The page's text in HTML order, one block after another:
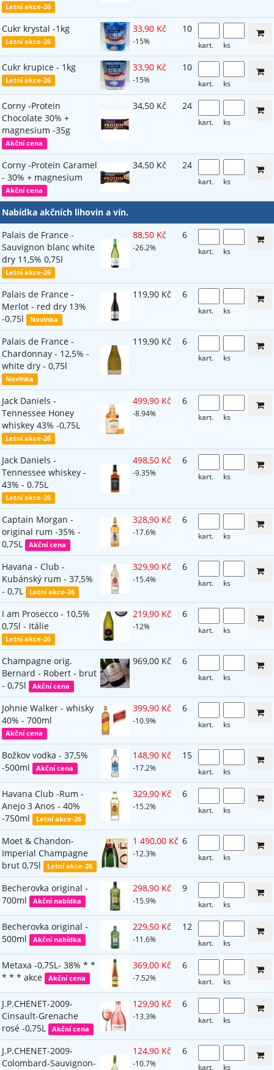
Letní akce-26
Cukr krystal -1kg
Letní akce-26
33,90 Kč
-15%
10
kart. ks
Cukr krupice - 1kg
Letní akce-26
33,90 Kč
-15%
10
kart. ks
Corny -Protein
Chocolate 30% +
magnesium -35g
Akční cena
34,50 Kč 24
kart. ks
Corny -Protein Caramel
- 30% + magnesium
Akční cena
34,50 Kč 24
kart. ks
Nabídka akčních lihovin a vín.
Palais de France -
Sauvignon blanc white
dry 11,5% 0,75l
Letní akce-26
88,50 Kč
-26.2%
6
kart. ks
Palais de France -
Merlot - red dry 13%
-0,75l
Novinka
119,90 Kč 6
kart. ks
Palais de France -
Chardonnay - 12,5% -
white dry - 0,75l
Novinka
119,90 Kč 6
kart. ks
Jack Daniels -
Tennessee Honey
whiskey 43% -0,75L
Letní akce-26
499,90 Kč
-8.94%
6
kart. ks
Jack Daniels -
Tennessee whiskey -
43% - 0.75L
Letní akce-26
498,50 Kč
-9.35%
6
kart. ks
Captain Morgan -
original rum -35% -
0,75L
Akční cena
328,90 Kč
-17.6%
6
kart. ks
Havana - Club -
Kubánský rum - 37,5%
- 0,7L
Letní akce-26
329,90 Kč
-15.4%
6
kart. ks
I am Prosecco - 10,5%
0,75l - Itálie
Letní akce-26
219,90 Kč
-12%
6
kart. ks
Champagne orig.
Bernard - Robert - brut
- 0,75l
Akční cena
969,00 Kč 6
kart. ks
Johnie Walker - whisky
40% - 700ml
Akční cena
399,90 Kč
-10.9%
6
kart. ks
Božkov vodka - 37,5%
-500ml
Akční cena
148,90 Kč
-17.2%
15
kart. ks
Havana Club -Rum -
Anejo 3 Anos - 40%
-750ml
Letní akce-26
329,90 Kč
-15.2%
6
kart. ks
Moet & Chandon-
Imperial Champagne
brut 0,75l
Letní akce-26
1 490,00 Kč
-12.3%
6
kart. ks
Becherovka original -
700ml
Akční nabídka
298,90 Kč
-15.9%
9
kart. ks
Becherovka original -
500ml
Akční nabídka
229,50 Kč
-11.6%
12
kart. ks
Metaxa -0,75L- 38% * *
* * * akce
Akční cena
369,00 Kč
-7.52%
6
kart. ks
J.P.CHENET-2009-
Cinsault-Grenache
rosé -0,75L
Akční cena
129,90 Kč
-13.3%
6
kart. ks
J.P.CHENET-2009-
Colombard-Sauvignon-
124,90 Kč
-10.7%
6
kart. ks